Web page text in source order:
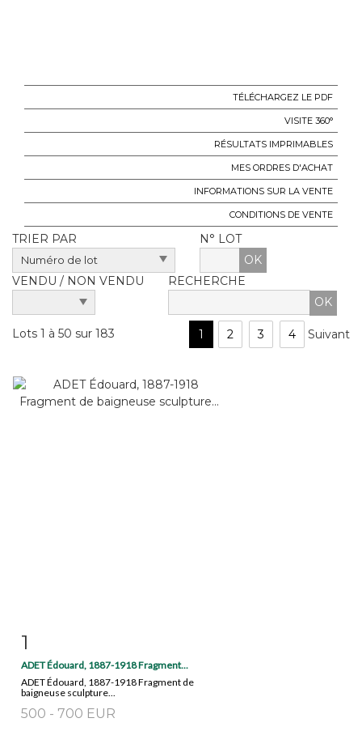
TÉLÉCHARGEZ LE PDF
VISITE 360°
RÉSULTATS IMPRIMABLES
MES ORDRES D'ACHAT
INFORMATIONS SUR LA VENTE
CONDITIONS DE VENTE
TRIER PAR
N° LOT
OK
VENDU / NON VENDU
RECHERCHE
Lots 1 à 50 sur 183 1 2 3 4 Suivant
1
ADET Édouard, 1887-1918 Fragment...
ADET Édouard, 1887-1918 Fragment de
baigneuse sculpture...
500 - 700 EUR